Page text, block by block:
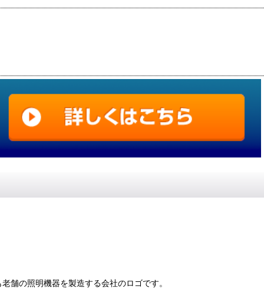
舗の照明機器を製造する会社のロゴです。